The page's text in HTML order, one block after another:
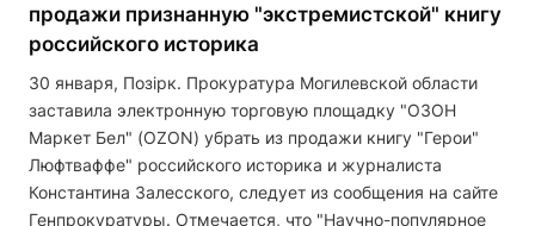
продажи признанную "экстремистской" книгу
российского историка
30 января, Позірк. Прокуратура Могилевской области
заставила электронную торговую площадку "ОЗОН
Маркет Бел" (OZON) убрать из продажи книгу "Герои"
Люфтваффе" российского историка и журналиста
Константина Залесского, следует из сообщения на сайте
Генпрокуратуры. Отмечается, что "Научно-популярное